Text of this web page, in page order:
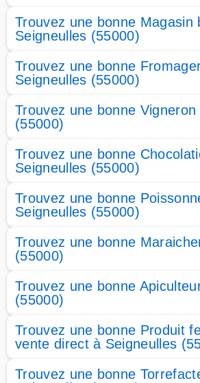
Trouvez une bonne Magasin
Seigneulles (55000)
Trouvez une bonne
Seigneulles (55000)
Trouvez une bonne
(55000)
Trouvez une bonne
Seigneulles (55000)
Trouvez une bonne
Seigneulles (55000)
Trouvez une bonne
(55000)
Trouvez une bonne
(55000)
Trouvez une bonne Produit
vente direct à Seigneulles
Trouvez une bonne